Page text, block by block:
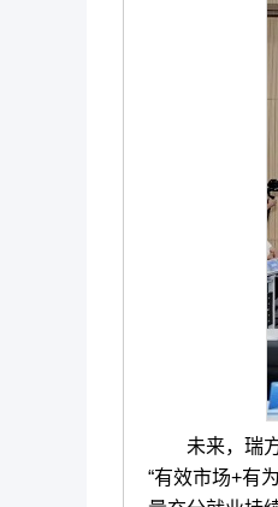
未来，瑞方
“有效市场+有